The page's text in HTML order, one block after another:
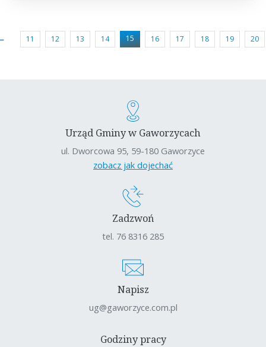
11 12 13 14
15
16 17 18 19 20
Urząd Gminy w Gaworzycach
ul. Dworcowa 95, 59-180 Gaworzyce
zobacz jak dojechać
Zadzwoń
tel. 76 8316 285
Napisz
ug@gaworzyce.com.pl
Godziny pracy